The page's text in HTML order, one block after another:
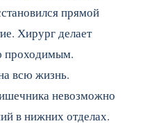
прямой
Хирург делает
проходимым.
всю жизнь.
невозможно
в нижних отделах.